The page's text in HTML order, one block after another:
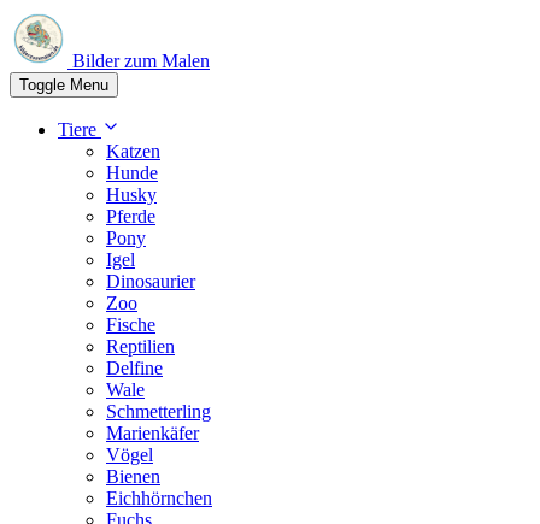
Bilder zum Malen
Toggle Menu
Tiere
Katzen
Hunde
Husky
Pferde
Pony
Igel
Dinosaurier
Zoo
Fische
Reptilien
Delfine
Wale
Schmetterling
Marienkäfer
Vögel
Bienen
Eichhörnchen
Fuchs